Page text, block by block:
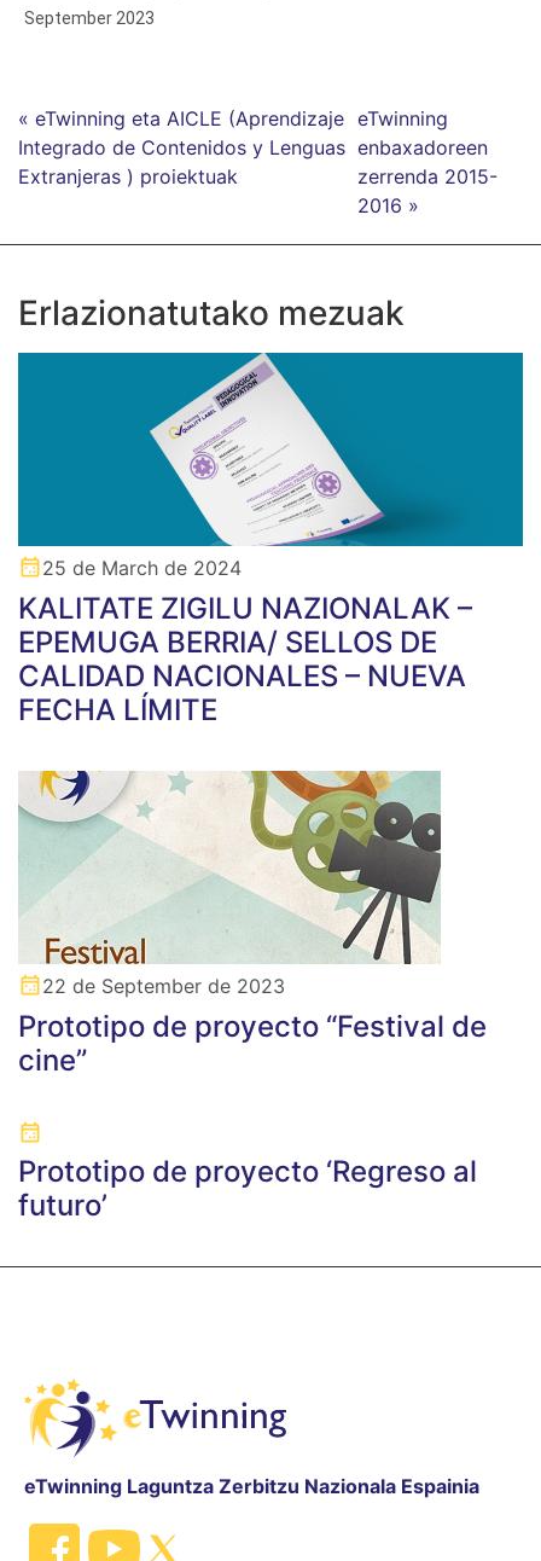
September 2023
« eTwinning eta AICLE (Aprendizaje
Integrado de Contenidos y Lenguas
Extranjeras ) proiektuak
eTwinning
enbaxadoreen
zerrenda 2015-
2016 »
Erlazionatutako mezuak
25 de March de 2024
KALITATE ZIGILU NAZIONALAK –
EPEMUGA BERRIA/ SELLOS DE
CALIDAD NACIONALES – NUEVA
FECHA LÍMITE
22 de September de 2023
Prototipo de proyecto “Festival de
cine”
Prototipo de proyecto ‘Regreso al
futuro’
eTwinning Laguntza Zerbitzu Nazionala Espainia